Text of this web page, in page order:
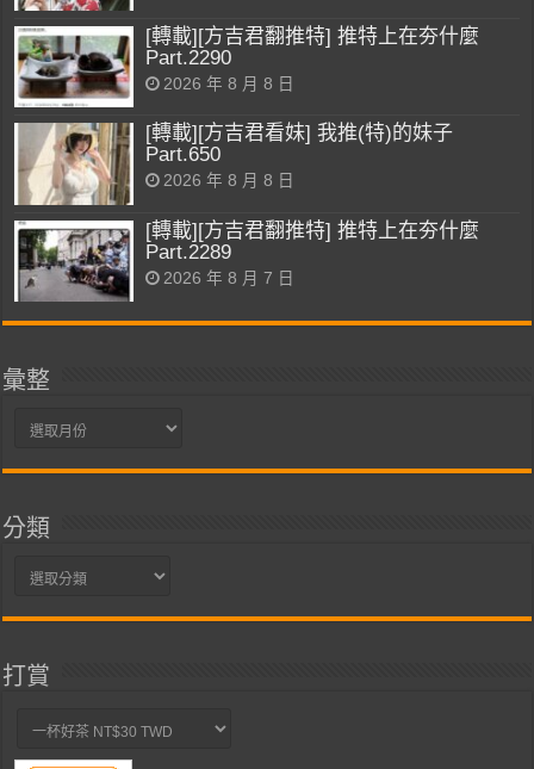
[轉載][方吉君翻推特] 推特上在夯什麼
Part.2290
2026 年 8 月 8 日
[轉載][方吉君看妹] 我推(特)的妹子
Part.650
2026 年 8 月 8 日
[轉載][方吉君翻推特] 推特上在夯什麼
Part.2289
2026 年 8 月 7 日
彙整
彙
分類
分
打賞